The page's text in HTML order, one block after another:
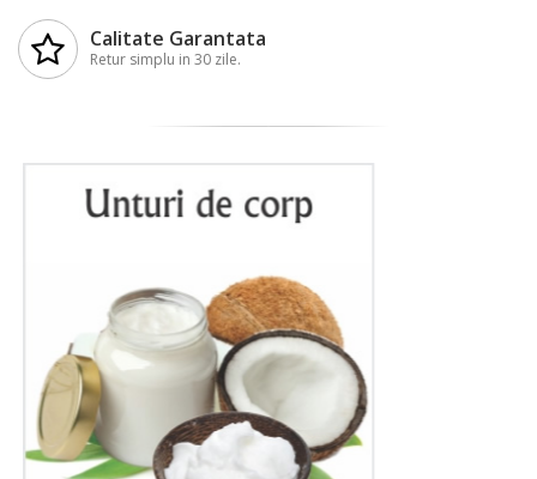
Calitate Garantata
Retur simplu in 30 zile.